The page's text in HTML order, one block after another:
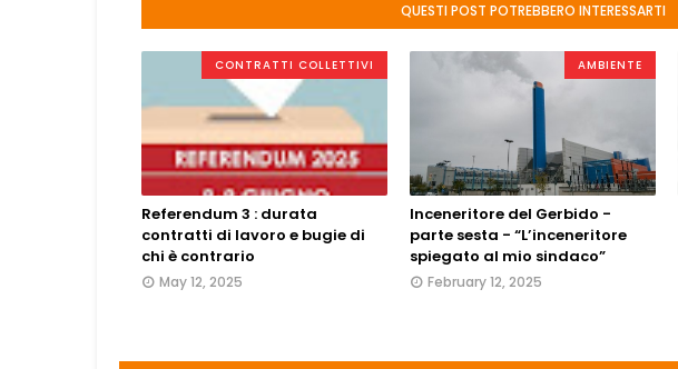
QUESTI POST POTREBBERO INTERESSARTI
CONTRATTI COLLETTIVI
Referendum 3 : durata
contratti di lavoro e bugie di
chi è contrario
May 12, 2025
AMBIENTE
Inceneritore del Gerbido -
parte sesta - “L’inceneritore
spiegato al mio sindaco”
February 12, 2025